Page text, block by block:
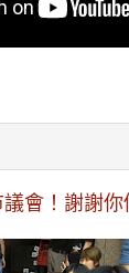
會！謝謝你